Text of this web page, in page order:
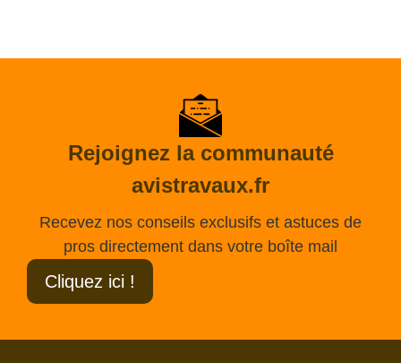
Rejoignez la communauté
avistravaux.fr
Recevez nos conseils exclusifs et astuces de
pros directement dans votre boîte mail
Cliquez ici !